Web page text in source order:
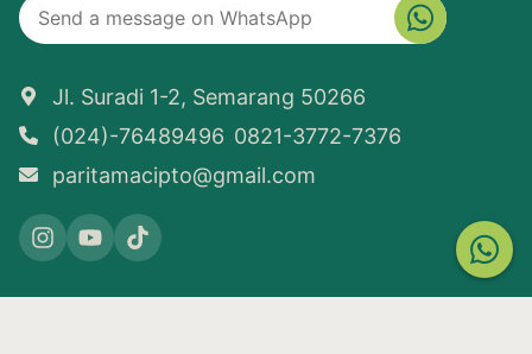
Jl. Suradi 1-2, Semarang 50266
(024)-76489496 0821-3772-7376
paritamacipto@gmail.com